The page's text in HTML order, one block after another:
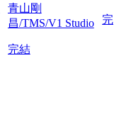
青山剛
昌/TMS/V1 Studio
完結
完